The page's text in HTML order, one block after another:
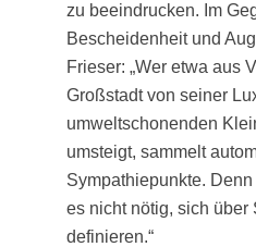
zu beeindrucken. Im
Bescheidenheit und
Frieser: „Wer etwa aus
Großstadt von seiner
umweltschonenden
umsteigt, sammelt
Sympathiepunkte.
es nicht nötig, sich über
definieren.“